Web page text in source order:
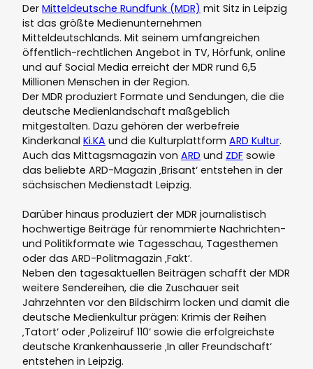
Der Mitteldeutsche Rundfunk (MDR) mit Sitz in Leipzig
ist das größte Medienunternehmen
Mitteldeutschlands. Mit seinem umfangreichen
öffentlich-rechtlichen Angebot in TV, Hörfunk, online
und auf Social Media erreicht der MDR rund 6,5
Millionen Menschen in der Region.
Der MDR produziert Formate und Sendungen, die die
deutsche Medienlandschaft maßgeblich
mitgestalten. Dazu gehören der werbefreie
Kinderkanal Ki.KA und die Kulturplattform ARD Kultur.
Auch das Mittagsmagazin von ARD und ZDF sowie
das beliebte ARD-Magazin ‚Brisant‘ entstehen in der
sächsischen Medienstadt Leipzig.
Darüber hinaus produziert der MDR journalistisch
hochwertige Beiträge für renommierte Nachrichten-
und Politikformate wie Tagesschau, Tagesthemen
oder das ARD-Politmagazin ‚Fakt‘.
Neben den tagesaktuellen Beiträgen schafft der MDR
weitere Sendereihen, die die Zuschauer seit
Jahrzehnten vor den Bildschirm locken und damit die
deutsche Medienkultur prägen: Krimis der Reihen
‚Tatort‘ oder ‚Polizeiruf 110‘ sowie die erfolgreichste
deutsche Krankenhausserie ‚In aller Freundschaft‘
entstehen in Leipzig.